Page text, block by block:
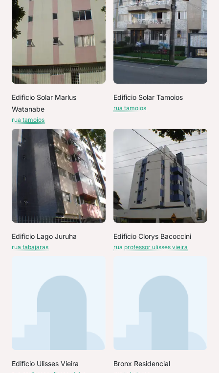
Edificio Solar Marlus
Watanabe
rua tamoios
Edificio Solar Tamoios
rua tamoios
Edificio Lago Juruha
rua tabajaras
Edifício Clorys Bacoccini
rua professor ulisses vieira
Edificio Ulisses Vieira Bronx Residencial